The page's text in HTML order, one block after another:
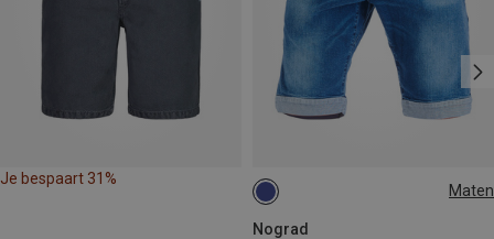
Je bespaart 31%
Maten
Nograd
XL